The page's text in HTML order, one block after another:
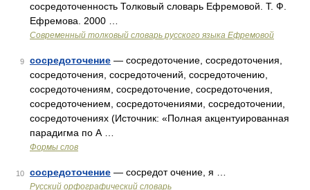
сосредоточенность Толковый словарь Ефремовой. Т. Ф.
Ефремова. 2000 …
Современный толковый словарь русского языка Ефремовой
9 сосредоточение — сосредоточение, сосредоточения,
сосредоточения, сосредоточений, сосредоточению,
сосредоточениям, сосредоточение, сосредоточения,
сосредоточением, сосредоточениями, сосредоточении,
сосредоточениях (Источник: «Полная акцентуированная
парадигма по А …
Формы слов
10 сосредоточение — сосредот очение, я …
Русский орфографический словарь